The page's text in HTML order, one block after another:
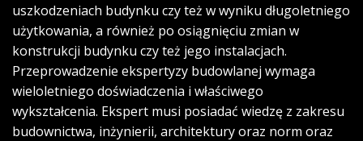
uszkodzeniach budynku czy też w wyniku długoletniego
użytkowania, a również po osiągnięciu zmian w
konstrukcji budynku czy też jego instalacjach.
Przeprowadzenie ekspertyzy budowlanej wymaga
wieloletniego doświadczenia i właściwego
wykształcenia. Ekspert musi posiadać wiedzę z zakresu
budownictwa, inżynierii, architektury oraz norm oraz